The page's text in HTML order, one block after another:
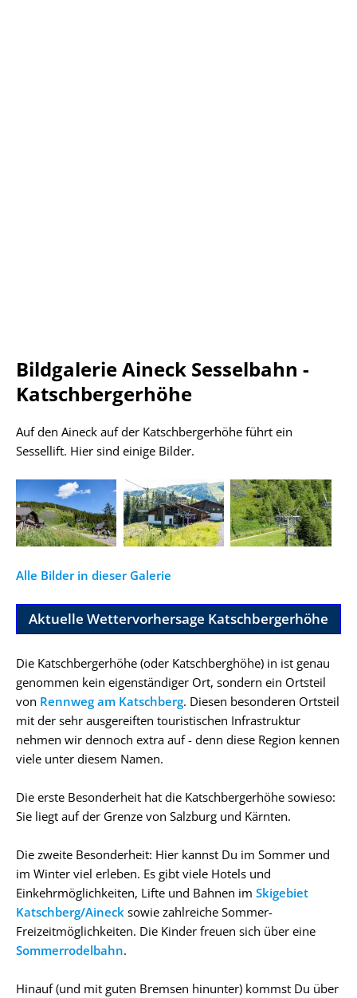
Bildgalerie Aineck Sesselbahn -
Katschbergerhöhe
Auf den Aineck auf der Katschbergerhöhe führt ein
Sessellift. Hier sind einige Bilder.
Alle Bilder in dieser Galerie
Aktuelle Wettervorhersage Katschbergerhöhe
Die Katschbergerhöhe (oder Katschberghöhe) in ist genau
genommen kein eigenständiger Ort, sondern ein Ortsteil
von Rennweg am Katschberg. Diesen besonderen Ortsteil
mit der sehr ausgereiften touristischen Infrastruktur
nehmen wir dennoch extra auf - denn diese Region kennen
viele unter diesem Namen.
Die erste Besonderheit hat die Katschbergerhöhe sowieso:
Sie liegt auf der Grenze von Salzburg und Kärnten.
Die zweite Besonderheit: Hier kannst Du im Sommer und
im Winter viel erleben. Es gibt viele Hotels und
Einkehrmöglichkeiten, Lifte und Bahnen im Skigebiet
Katschberg/Aineck sowie zahlreiche Sommer-
Freizeitmöglichkeiten. Die Kinder freuen sich über eine
Sommerrodelbahn.
Hinauf (und mit guten Bremsen hinunter) kommst Du über